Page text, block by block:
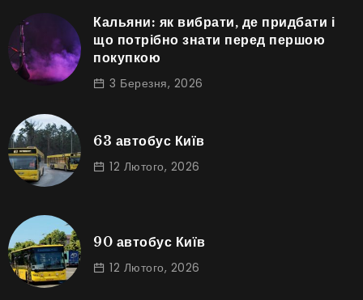
Кальяни: як вибрати, де придбати і
що потрібно знати перед першою
покупкою
3 Березня, 2026
63 автобус Київ
12 Лютого, 2026
90 автобус Київ
12 Лютого, 2026